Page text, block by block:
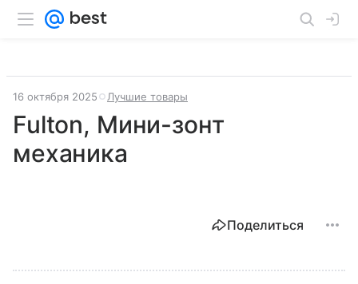
16 октября 2025 Лучшие товары
Fulton, Мини-зонт
механика
Поделиться